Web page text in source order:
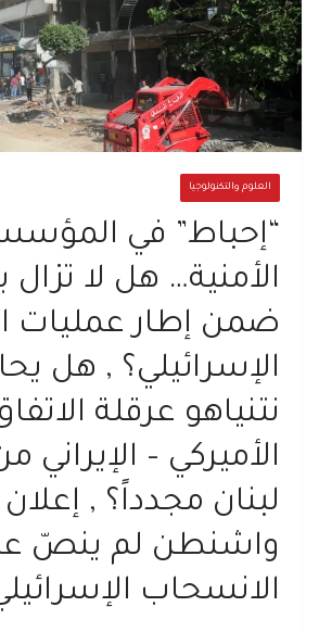
العلوم والتكنولوجيا
“إحباط” في
الأمنية… هل لا تزال
ضمن إطار عمليات
الإسرائيلي؟ , هل
نتنياهو عرقلة
الأميركي – الإيراني
لبنان مجدداً؟ , إعلان
واشنطن لم ينصّ
الانسحاب